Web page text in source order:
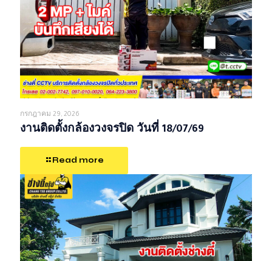
กรกฎาคม 29, 2026
งานติดตั้งกล้องวงจรปิด วันที่ 18/07/69
Read more